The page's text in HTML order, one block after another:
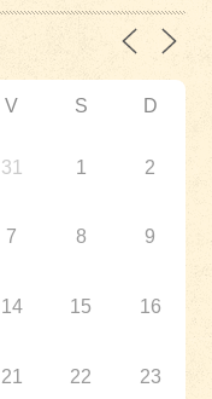
V S D
31 1 2
7 8 9
14 15 16
21 22 23